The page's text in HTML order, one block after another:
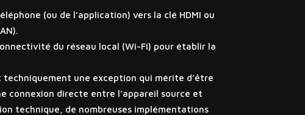
(ou de l’application) vers la clé HDMI ou
du réseau local (Wi-Fi) pour établir la
une exception qui mérite d’être
connexion directe entre l’appareil source et
technique, de nombreuses implémentations